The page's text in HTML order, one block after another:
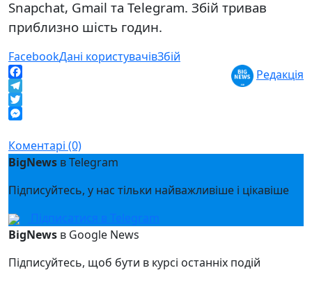
Snapchat, Gmail та Telegram. Збій тривав
приблизно шість годин.
FacebookДані користувачівЗбій
Facebook
Telegram
Twitter
Редакція
Коментарі (0)
BigNews в Telegram
Підписуйтесь, у нас тільки найважливіше і цікавіше
Підписатися в Telegram
BigNews в Google News
Підписуйтесь, щоб бути в курсі останніх подій